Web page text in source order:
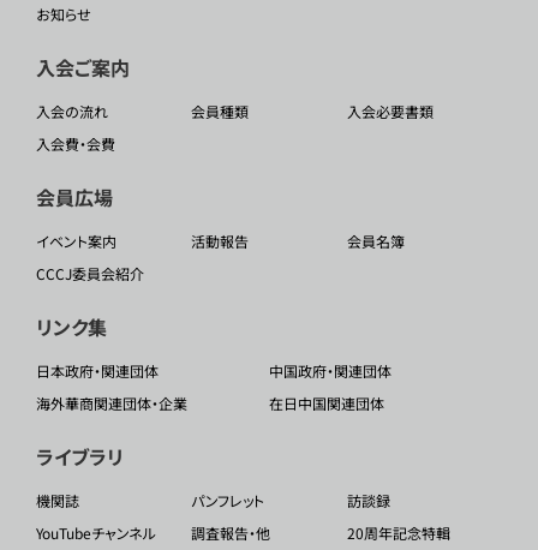
お知らせ
入会ご案内
入会の流れ 会員種類
入会必要書類
入会費・会費
会員広場
イベント案内 活動報告
会員名簿
CCCJ委員会紹介
リンク集
日本政府・関連団体
中国政府・関連団体
海外華商関連団体・企業
在日中国関連団体
ライブラリ
機関誌 パンフレット
訪談録
YouTubeチャンネル
調査報告・他 20周年記念特輯